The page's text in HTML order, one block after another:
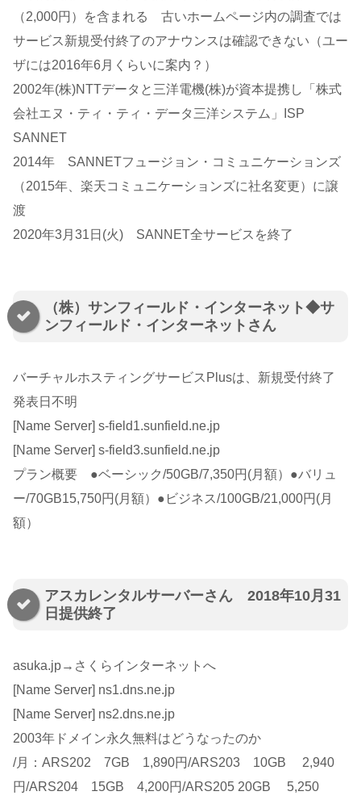
（2,000円）を含まれる 古いホームページ内の調査では
サービス新規受付終了のアナウンスは確認できない（ユー
ザには2016年6月くらいに案内？）
2002年(株)NTTデータと三洋電機(株)が資本提携し「株式
会社エヌ・ティ・ティ・データ三洋システム」ISP
SANNET
2014年 SANNETフュージョン・コミュニケーションズ
（2015年、楽天コミュニケーションズに社名変更）に譲
渡
2020年3月31日(火) SANNET全サービスを終了
（株）サンフィールド・インターネット◆サ
ンフィールド・インターネットさん
バーチャルホスティングサービスPlusは、新規受付終了
発表日不明
[Name Server] s-field1.sunfield.ne.jp
[Name Server] s-field3.sunfield.ne.jp
プラン概要 ●ベーシック/50GB/7,350円(月額）●バリュ
ー/70GB15,750円(月額）●ビジネス/100GB/21,000円(月
額）
アスカレンタルサーバーさん 2018年10月31
日提供終了
asuka.jp→さくらインターネットへ
[Name Server] ns1.dns.ne.jp
[Name Server] ns2.dns.ne.jp
2003年ドメイン永久無料はどうなったのか
/月：ARS202 7GB 1,890円/ARS203 10GB 2,940
円/ARS204 15GB 4,200円/ARS205 20GB 5,250